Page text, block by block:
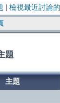
檢視最近討論
題
主題